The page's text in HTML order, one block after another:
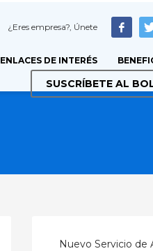
¿Eres empresa?, Únete
ENLACES DE INTERÉS
SUSCRÍBETE AL
Nuevo Servicio de